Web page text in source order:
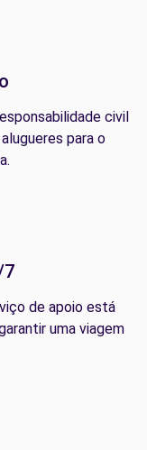
civil
para o
7
de apoio está
uma viagem